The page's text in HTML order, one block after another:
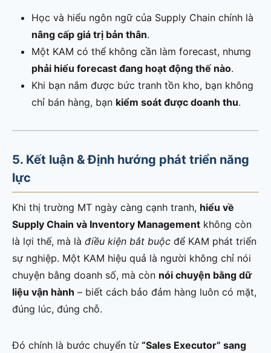
Học và hiểu ngôn ngữ của Supply Chain chính là
nâng cấp giá trị bản thân.
Một KAM có thể không cần làm forecast, nhưng
phải hiểu forecast đang hoạt động thế nào.
Khi bạn nắm được bức tranh tồn kho, bạn không
chỉ bán hàng, bạn kiểm soát được doanh thu.
5. Kết luận & Định hướng phát triển năng
lực
Khi thị trường MT ngày càng cạnh tranh, hiểu về
Supply Chain và Inventory Management không còn
là lợi thế, mà là điều kiện bắt buộc để KAM phát triển
sự nghiệp. Một KAM hiệu quả là người không chỉ nói
chuyện bằng doanh số, mà còn nói chuyện bằng dữ
liệu vận hành – biết cách bảo đảm hàng luôn có mặt,
đúng lúc, đúng chỗ.
Đó chính là bước chuyển từ “Sales Executor” sang